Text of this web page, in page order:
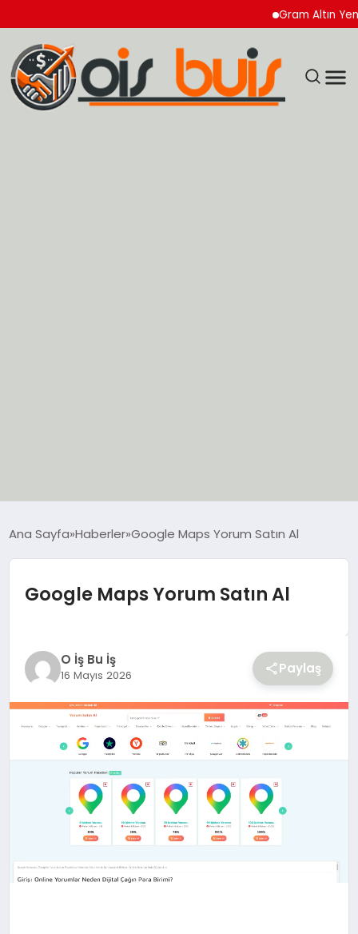
Gram Altın Yeni
EKONOMİ
GÜNCEL
SPOR
YAŞAM
Ana Sayfa Haberler Google Maps Yorum Satın Al
Google Maps Yorum Satın Al
O İş Bu İş
16 Mayıs 2026 Paylaş